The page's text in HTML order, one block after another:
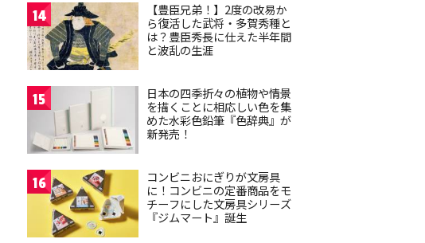
14
【豊臣兄弟！】2度の改易か
ら復活した武将・多賀秀種と
は？豊臣秀長に仕えた半年間
と波乱の生涯
15
日本の四季折々の植物や情景
を描くことに相応しい色を集
めた水彩色鉛筆『色辞典』が
新発売！
16
コンビニおにぎりが文房具
に！コンビニの定番商品をモ
チーフにした文房具シリーズ
『ジムマート』誕生